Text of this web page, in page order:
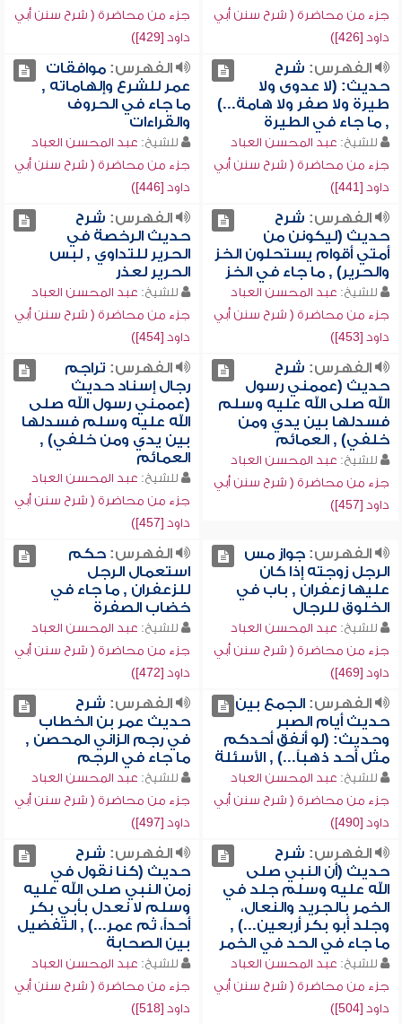
جزء من محاضرة ( شرح سنن أبي
داود [426])
جزء من محاضرة ( شرح سنن أبي
داود [429])
الفهرس: شرح
حديث: (لا عدوى ولا
طيرة ولا صفر ولا هامة...)
, ما جاء في الطيرة
للشيخ: عبد المحسن العباد
جزء من محاضرة ( شرح سنن أبي
داود [441])
الفهرس:موافقات
عمر للشرع وإلهاماته ,
ما جاء في الحروف
والقراءات
للشيخ: عبد المحسن العباد
جزء من محاضرة ( شرح سنن أبي
داود [446])
الفهرس: شرح
حديث (ليكونن من
أمتي أقوام يستحلون الخز
والحرير) , ما جاء في الخز
للشيخ: عبد المحسن العباد
جزء من محاضرة ( شرح سنن أبي
داود [453])
الفهرس: شرح
حديث الرخصة في
الحرير للتداوي , لبس
الحرير لعذر
للشيخ: عبد المحسن العباد
جزء من محاضرة ( شرح سنن أبي
داود [454])
الفهرس: شرح
حديث (عممني رسول
الله صلى الله عليه وسلم
فسدلها بين يدي ومن
خلفي) , العمائم
للشيخ: عبد المحسن العباد
جزء من محاضرة ( شرح سنن أبي
داود [457])
الفهرس: تراجم
رجال إسناد حديث
(عممني رسول الله صلى
الله عليه وسلم فسدلها
بين يدي ومن خلفي) ,
العمائم
للشيخ: عبد المحسن العباد
جزء من محاضرة ( شرح سنن أبي
داود [457])
الفهرس:جواز مس
الرجل زوجته إذا كان
عليها زعفران , باب في
الخلوق للرجال
للشيخ: عبد المحسن العباد
جزء من محاضرة ( شرح سنن أبي
داود [469])
الفهرس:حكم
استعمال الرجل
للزعفران , ما جاء في
خضاب الصفرة
للشيخ: عبد المحسن العباد
جزء من محاضرة ( شرح سنن أبي
داود [472])
الفهرس:الجمع بين
حديث أيام الصبر
وحديث: (لو أنفق أحدكم
مثل أحد ذهباً...) , الأسئلة
للشيخ: عبد المحسن العباد
جزء من محاضرة ( شرح سنن أبي
داود [490])
الفهرس: شرح
حديث عمر بن الخطاب
في رجم الزاني المحصن ,
ما جاء في الرجم
للشيخ: عبد المحسن العباد
جزء من محاضرة ( شرح سنن أبي
داود [497])
الفهرس: شرح
حديث (أن النبي صلى
الله عليه وسلم جلد في
الخمر بالجريد والنعال،
وجلد أبو بكر أربعين...) ,
ما جاء في الحد في الخمر
للشيخ: عبد المحسن العباد
جزء من محاضرة ( شرح سنن أبي
داود [504])
الفهرس: شرح
حديث (كنا نقول في
زمن النبي صلى الله عليه
وسلم لا نعدل بأبي بكر
أحداً، ثم عمر...) , التفضيل
بين الصحابة
للشيخ: عبد المحسن العباد
جزء من محاضرة ( شرح سنن أبي
داود [518])